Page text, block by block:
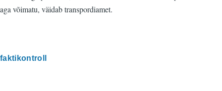
aga võimatu, väidab transpordiamet.
faktikontroll